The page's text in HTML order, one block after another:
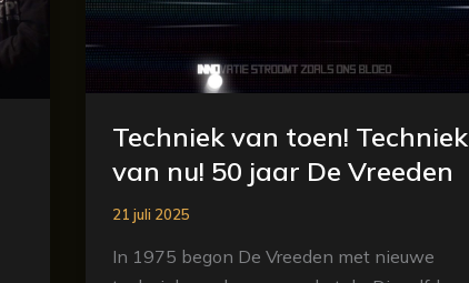
Techniek van toen! Techniek
van nu! 50 jaar De Vreeden
21 juli 2025
In 1975 begon De Vreeden met nieuwe
jaar
De
Vreeden